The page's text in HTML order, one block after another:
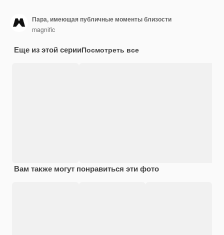
Пара, имеющая публичные моменты близости
magnific
Еще из этой серииПосмотреть все
Вам также могут понравиться эти фото